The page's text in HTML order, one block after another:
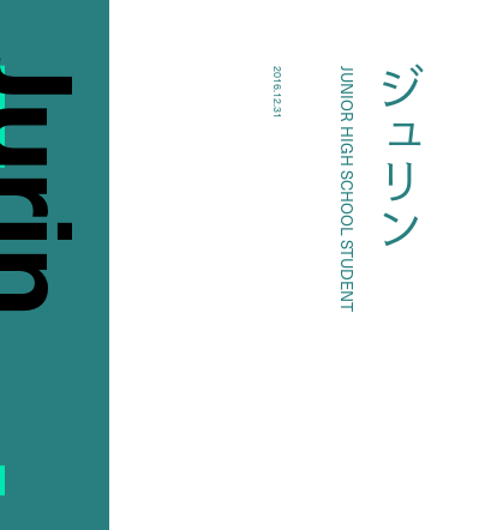
ジュリン
JUNIOR HIGH SCHOOL STUDENT
2016.12.31